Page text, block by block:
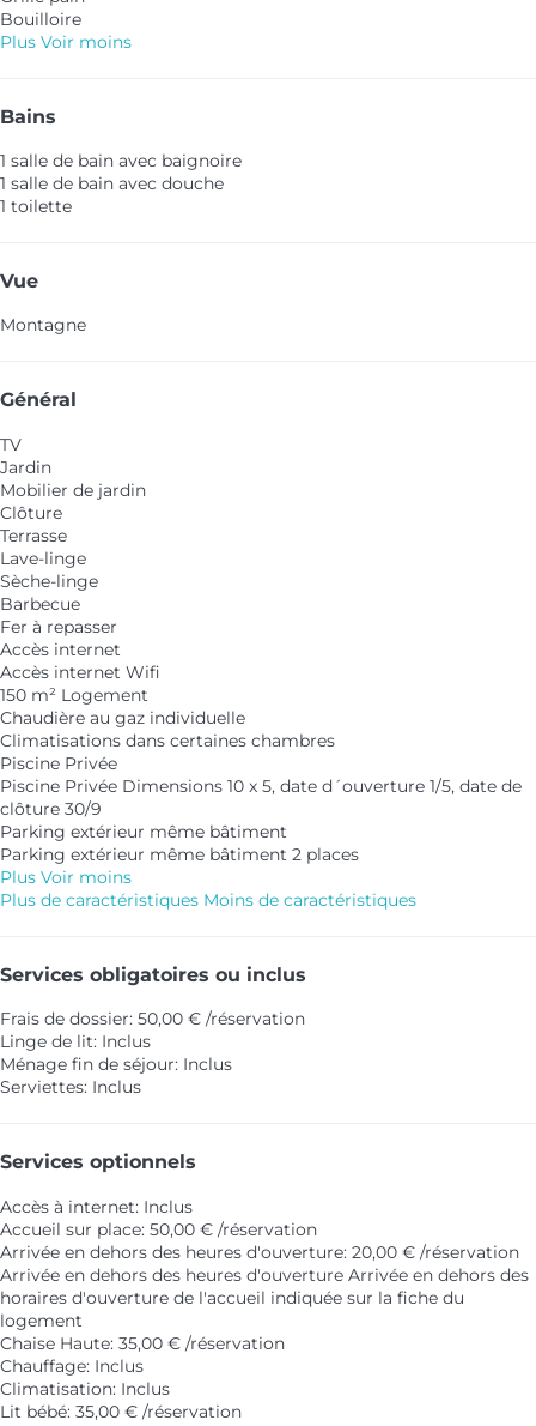
Bouilloire
Plus Voir moins
Bains
1 salle de bain avec baignoire
1 salle de bain avec douche
1 toilette
Vue
Montagne
Général
TV
Jardin
Mobilier de jardin
Clôture
Terrasse
Lave-linge
Sèche-linge
Barbecue
Fer à repasser
Accès internet
Accès internet Wifi
150 m² Logement
Chaudière au gaz individuelle
Climatisations dans certaines chambres
Piscine Privée
Piscine Privée Dimensions 10 x 5, date d´ouverture 1/5, date de
clôture 30/9
Parking extérieur même bâtiment
Parking extérieur même bâtiment 2 places
Plus Voir moins
Plus de caractéristiques Moins de caractéristiques
Services obligatoires ou inclus
Frais de dossier: 50,00 € /réservation
Linge de lit: Inclus
Ménage fin de séjour: Inclus
Serviettes: Inclus
Services optionnels
Accès à internet: Inclus
Accueil sur place: 50,00 € /réservation
Arrivée en dehors des heures d'ouverture: 20,00 € /réservation
Arrivée en dehors des heures d'ouverture Arrivée en dehors des
horaires d'ouverture de l'accueil indiquée sur la fiche du
logement
Chaise Haute: 35,00 € /réservation
Chauffage: Inclus
Climatisation: Inclus
Lit bébé: 35,00 € /réservation